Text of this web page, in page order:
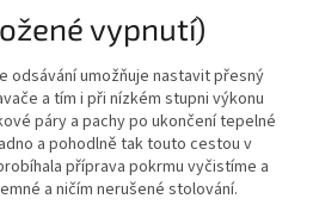
vypnutí)
odsávání umožňuje nastavit přesný
a tím i při nízkém stupni výkonu
páry a pachy po ukončení tepelné
a pohodlně tak touto cestou v
příprava pokrmu vyčistíme a
a ničím nerušené stolování.